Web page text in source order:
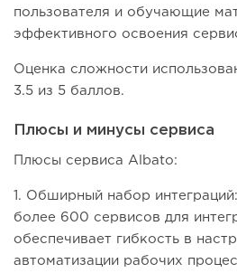
пользователя и обучающие
эффективного освоения
Оценка сложности
3.5 из 5 баллов.
Плюсы и минусы сервиса
Плюсы сервиса Albato:
1. Обширный набор
более 600 сервисов для
обеспечивает гибкость в
автоматизации рабочих